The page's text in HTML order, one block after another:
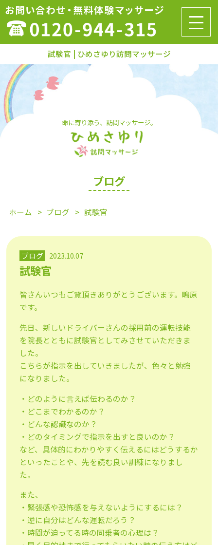
試験官 | ひめさゆり訪問マッサージ
命に寄り添う、訪問マッサージ。
ブログ
ホーム ブログ 試験官
ブログ 2023.10.07
試験官
皆さんいつもご覧頂きありがとうございます。鴫原
です。
先日、新しいドライバーさんの採用前の運転技能
を院長とともに試験官としてみさせていただきま
した。
こちらが指示を出していきましたが、色々と勉強
になりました。
・どのように言えば伝わるのか？
・どこまでわかるのか？
・どんな認識なのか？
・どのタイミングで指示を出すと良いのか？
など、具体的にわかりやすく伝えるにはどうするか
といったことや、先を読む良い訓練になりまし
た。
また、
・緊張感や恐怖感を与えないようにするには？
・逆に自分はどんな運転だろう？
・時間が迫ってる時の同乗者の心理は？